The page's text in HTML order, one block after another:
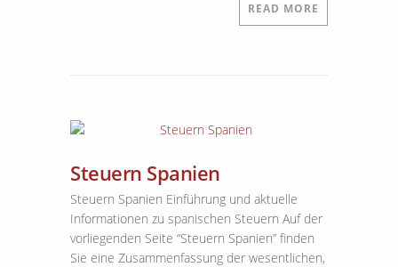
READ MORE
Steuern Spanien
Steuern Spanien Einführung und aktuelle
Informationen zu spanischen Steuern Auf der
vorliegenden Seite “Steuern Spanien” finden
Sie eine Zusammenfassung der wesentlichen,